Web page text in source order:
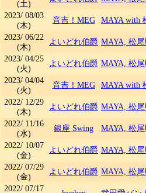
(土)
2023/ 08/03
(木)
音吉！MEG MAYA with
2023/ 06/22
(木)
よいどれ伯爵 MAYA, 松
2023/ 04/25
(火)
よいどれ伯爵 MAYA, 松
2023/ 04/04
(火)
音吉！MEG MAYA with
2022/ 12/29
(木)
よいどれ伯爵 MAYA, 松
2022/ 11/16
(水)
銀座 Swing MAYA, 松
2022/ 10/07
(金)
よいどれ伯爵 MAYA, 松
2022/ 07/29
(金)
よいどれ伯爵 MAYA, 松
2022/ 07/17